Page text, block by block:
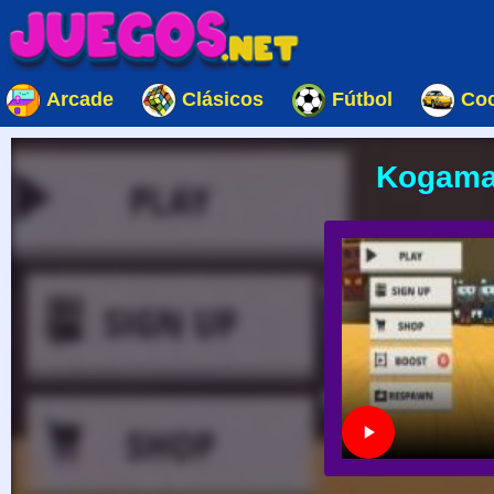
Arcade Clásicos Fútbol